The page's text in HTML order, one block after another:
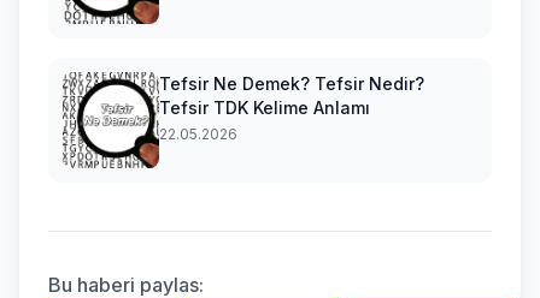
Tefsir Ne Demek? Tefsir Nedir?
Tefsir TDK Kelime Anlamı
22.05.2026
Bu haberi paylas: